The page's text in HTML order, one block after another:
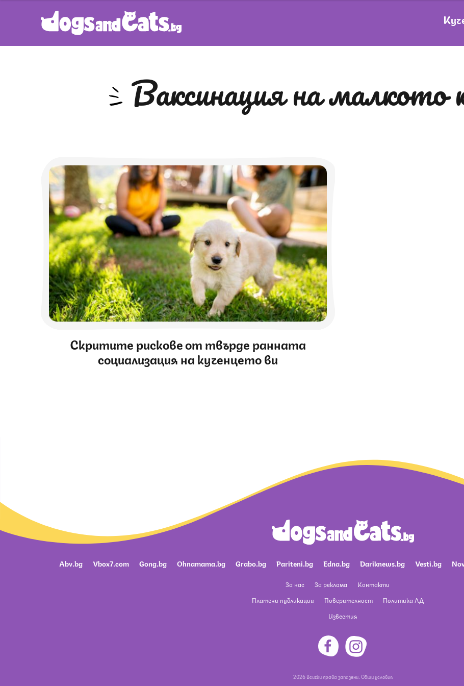
ваксинация на малкото
Скритите рискове от твърде ранната
социализация на кученцето ви
Abv.bg Vbox7.com Gong.bg Ohnamama.bg Grabo.bg Pariteni.bg Edna.bg Dariknews.bg Vesti.bg
За нас За реклама
Контакти
Платени публикации
Поверителност
Политика ЛД
Известия
2026 Всички права запазени. Общи условия